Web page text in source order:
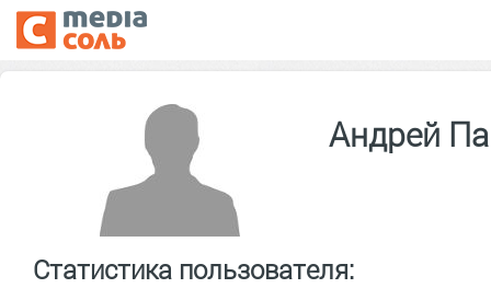
Андрей
Статистика пользователя: